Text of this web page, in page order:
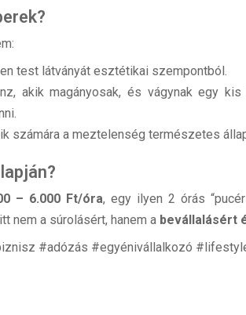
test látványát esztétikai szempontból.
akik magányosak, és vágynak egy
számára a meztelenség természetes
– 6.000 Ft/óra, egy ilyen 2 órás
nem a súrolásért, hanem a bevállalásért
#adózás #egyénivállalkozó